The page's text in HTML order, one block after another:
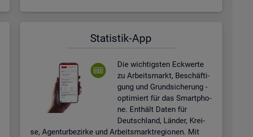
Sta­tis­tik-App
Die wich­tigs­ten Eck­wer­te
zu Ar­beits­markt, Be­schäf­ti­
gung und Grund­si­che­rung -
op­ti­miert für das Smart­pho­
ne. Ent­hält Daten für
Deutsch­land, Län­der, Krei­
se, Agen­tur­be­zir­ke und Ar­beits­markt­re­gio­nen. Mit